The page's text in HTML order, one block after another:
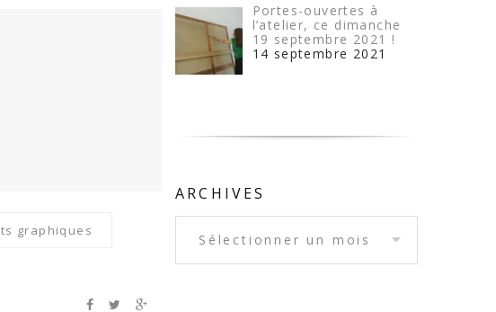
graphiques
Portes-ouvertes à
l’atelier, ce dimanche
19 septembre 2021 !
14 septembre 2021
ARCHIVES